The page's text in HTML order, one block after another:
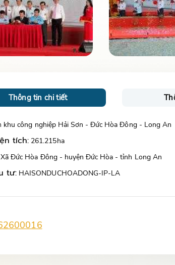
Thông tin chi tiết
khu công nghiệp Hải Sơn - Đức Hòa Đông - Long An
tích: 261.215ha
Xã Đức Hòa Đông - huyện Đức Hòa - tỉnh Long An
tư: HAISONDUCHOADONG-IP-LA